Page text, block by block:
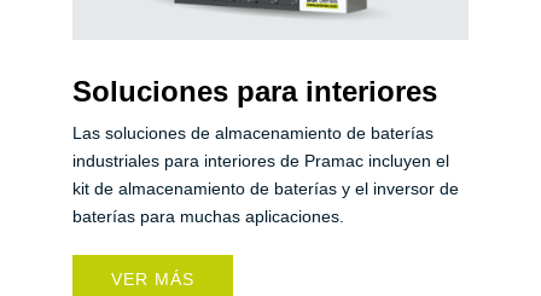
Soluciones para interiores
Las soluciones de almacenamiento de baterías
industriales para interiores de Pramac incluyen el
kit de almacenamiento de baterías y el inversor de
baterías para muchas aplicaciones.
VER MÁS